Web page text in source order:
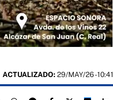
ACTUALIZADO: 29/MAY/26 - 10:41